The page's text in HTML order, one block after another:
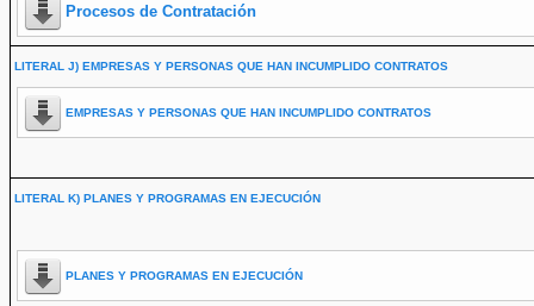
Procesos de Contratación
LITERAL J) EMPRESAS Y PERSONAS QUE HAN INCUMPLIDO CONTRATOS
EMPRESAS Y PERSONAS QUE HAN INCUMPLIDO CONTRATOS
LITERAL K) PLANES Y PROGRAMAS EN EJECUCIÓN
PLANES Y PROGRAMAS EN EJECUCIÓN